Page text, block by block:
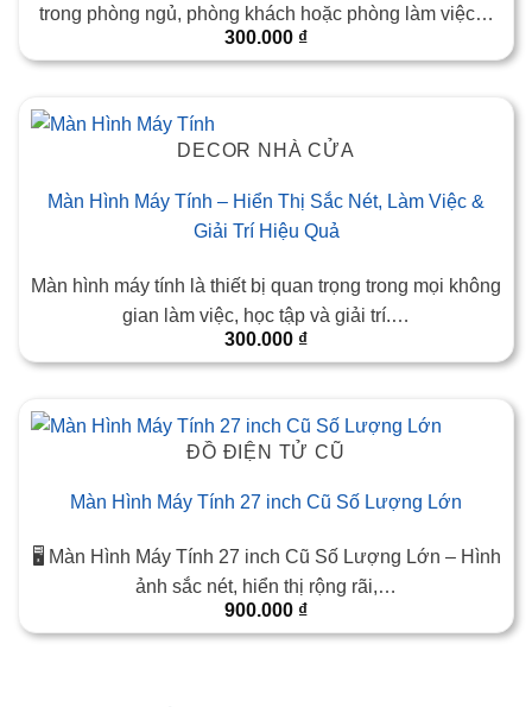
trong phòng ngủ, phòng khách hoặc phòng làm việc…
300.000 ₫
DECOR NHÀ CỬA
Màn Hình Máy Tính – Hiển Thị Sắc Nét, Làm Việc &
Giải Trí Hiệu Quả
Màn hình máy tính là thiết bị quan trọng trong mọi không
gian làm việc, học tập và giải trí.…
300.000 ₫
ĐỒ ĐIỆN TỬ CŨ
Màn Hình Máy Tính 27 inch Cũ Số Lượng Lớn
🖥️ Màn Hình Máy Tính 27 inch Cũ Số Lượng Lớn – Hình
ảnh sắc nét, hiển thị rộng rãi,…
900.000 ₫